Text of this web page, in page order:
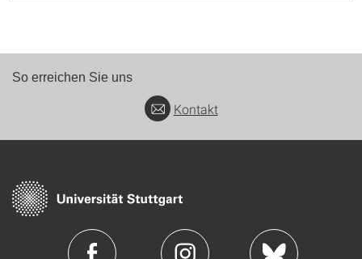
So erreichen Sie uns
Kontakt